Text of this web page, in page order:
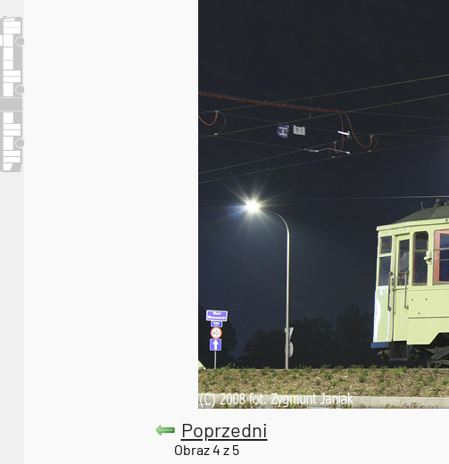
Poprzedni
Obraz 4 z 5